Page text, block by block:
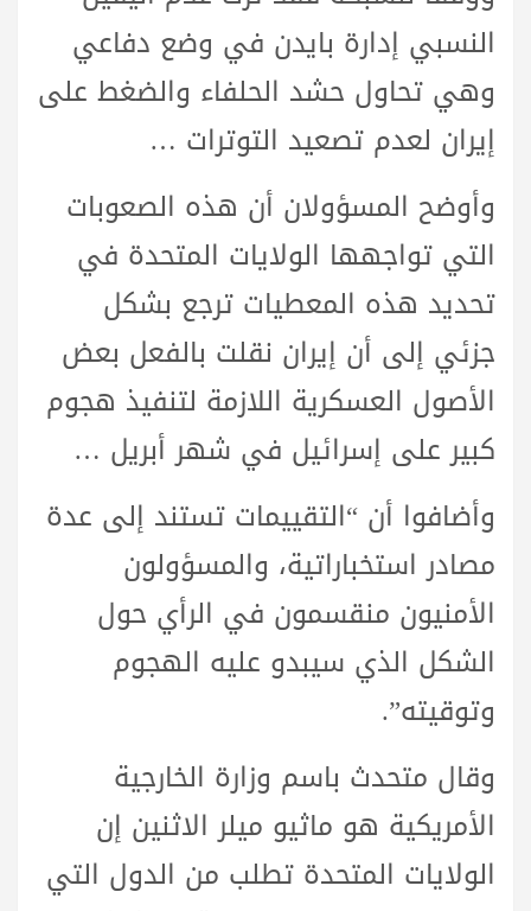
النسبي إدارة بايدن في وضع دفاعي
وهي تحاول حشد الحلفاء والضغط على
إيران لعدم تصعيد التوترات …
وأوضح المسؤولان أن هذه الصعوبات
التي تواجهها الولايات المتحدة في
تحديد هذه المعطيات ترجع بشكل
جزئي إلى أن إيران نقلت بالفعل بعض
الأصول العسكرية اللازمة لتنفيذ هجوم
كبير على إسرائيل في شهر أبريل …
وأضافوا أن “التقييمات تستند إلى عدة
مصادر استخباراتية، والمسؤولون
الأمنيون منقسمون في الرأي حول
الشكل الذي سيبدو عليه الهجوم
وتوقيته”.
وقال متحدث باسم وزارة الخارجية
الأمريكية هو ماثيو ميلر الاثنين إن
الولايات المتحدة تطلب من الدول التي